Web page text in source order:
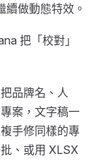
續做動態特效。
把「校對」
品牌名、人
案，文字稿一
手修同樣的專
、或用 XLSX